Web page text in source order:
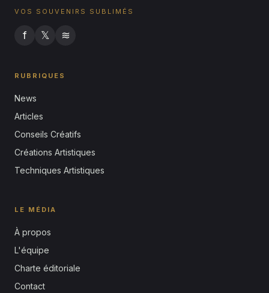
VOS SOUVENIRS SUBLIMÉS
f 𝕏 ≋
RUBRIQUES
News
Articles
Conseils Créatifs
Créations Artistiques
Techniques Artistiques
LE MÉDIA
À propos
L'équipe
Charte éditoriale
Contact